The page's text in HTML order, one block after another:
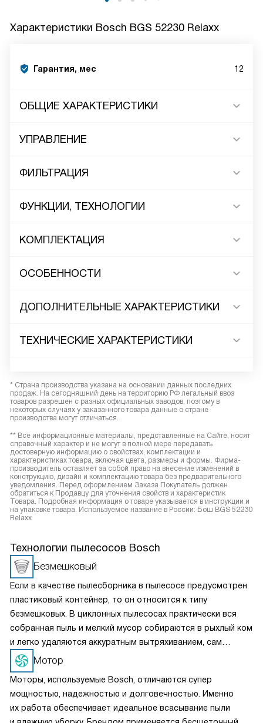
Характеристики Bosch BGS 52230 Relaxx
Гарантия, мес 12
ОБЩИЕ ХАРАКТЕРИСТИКИ
УПРАВЛЕНИЕ
ФИЛЬТРАЦИЯ
ФУНКЦИИ, ТЕХНОЛОГИИ
КОМПЛЕКТАЦИЯ
ОСОБЕННОСТИ
ДОПОЛНИТЕЛЬНЫЕ ХАРАКТЕРИСТИКИ
ТЕХНИЧЕСКИЕ ХАРАКТЕРИСТИКИ
* Страна производства указана на основании данных последних
продаж. На сегодняшний день на территорию РФ легальный ввоз
товаров разрешен с разных официальных заводов, поэтому в
некоторых случаях у заказанного товара данные о стране
производства могут отличаться.
** Все информационные материалы, представленные на Сайте, носят
справочный характер и не могут в полной мере передавать
достоверную информацию о свойствах, комплектации и
характеристиках товара, включая цвета, размеры и формы. Фирма-
производитель оставляет за собой право на внесение изменений в
конструкцию, дизайн и комплектацию товара без предварительного
уведомления. Перед оформлением Заказа Покупатель должен
обратиться к Продавцу для уточнения свойств и характеристик
Товара. Подробная информация о товаре указывается в инструкции и
на упаковке товара. Используемое название в России: Бош BGS 52230
Relaxx
Технологии пылесосов Bosch
Безмешковый
Если в качестве пылесборника в пылесосе предусмотрен
пластиковый контейнер, то он относится к типу
безмешковых. В циклонных пылесосах практически вся
собранная пыль и мелкий мусор собираются в рыхлый ком
и легко удаляются аккуратным вытряхиванием, сам
контейнер можно вымыть. В пылесосах с аквафильтром
все загрязнения сразу после всасывания оказываются
в резервуаре с водой и по завершении уборки попросту
сливаются в канализацию.
Мотор
Моторы, используемые Bosch, отличаются супер
мощностью, надежностью и долговечностью. Именно
их работа обеспечивает идеальное всасывание пыли